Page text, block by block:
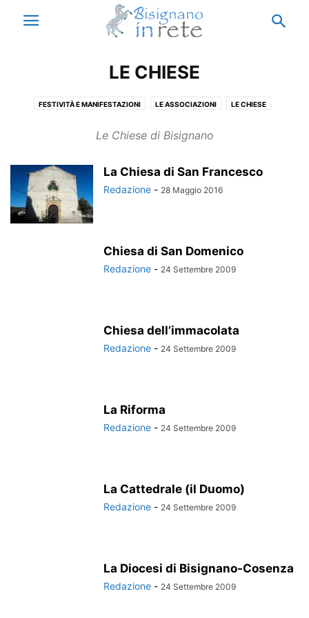
LE CHIESE
FESTIVITÀ E MANIFESTAZIONI LE ASSOCIAZIONI LE CHIESE
Le Chiese di Bisignano
La Chiesa di San Francesco
Redazione - 28 Maggio 2016
Chiesa di San Domenico
Redazione - 24 Settembre 2009
Chiesa dell’immacolata
Redazione - 24 Settembre 2009
La Riforma
Redazione - 24 Settembre 2009
La Cattedrale (il Duomo)
Redazione - 24 Settembre 2009
La Diocesi di Bisignano-Cosenza
Redazione - 24 Settembre 2009